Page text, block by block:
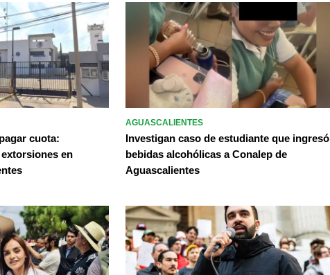
cuota:
en
AGUASCALIENTES
Investigan caso de estudiante que ingresó
bebidas alcohólicas a Conalep de
Aguascalientes